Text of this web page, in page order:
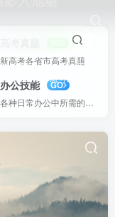
WORD版本，可以下载
录成为用户就可以发布资
新高考各省市高考真题
办公技能
GO